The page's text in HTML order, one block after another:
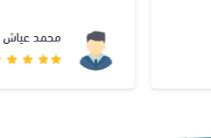
محمد عياش